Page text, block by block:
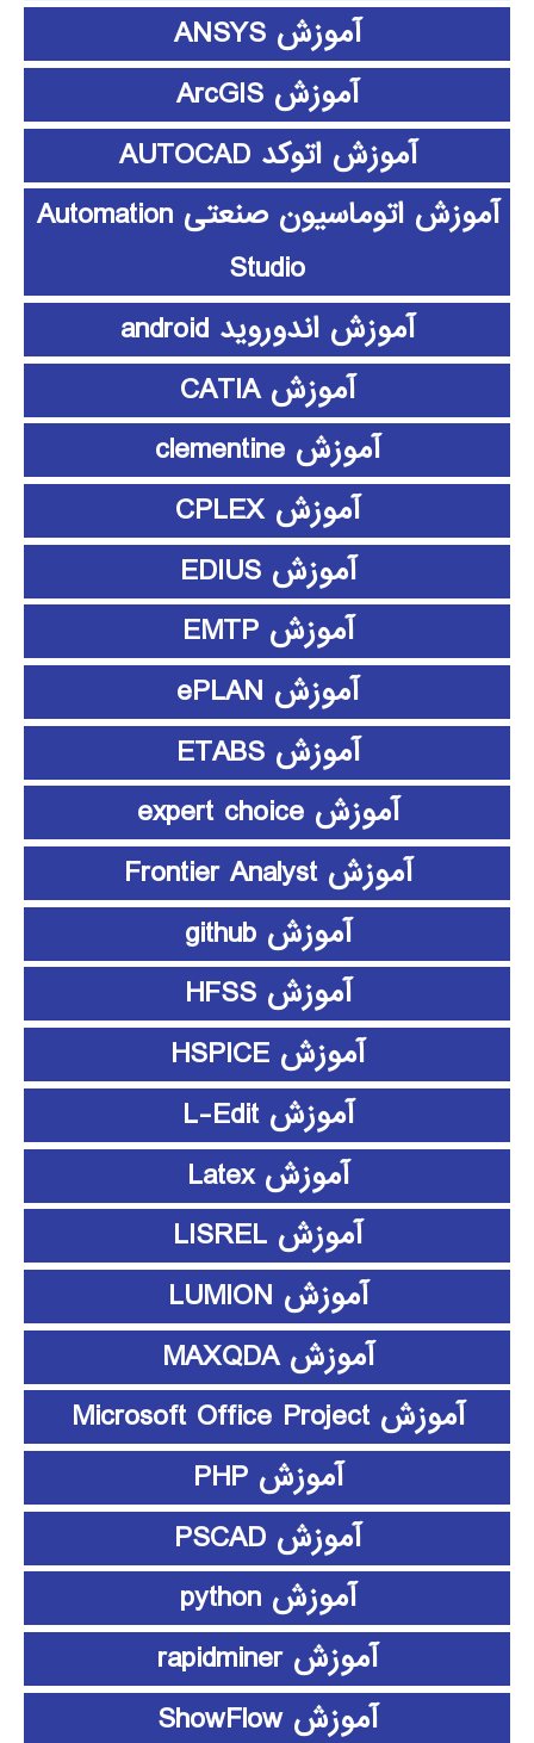
آموزش ANSYS
آموزش ArcGIS
آموزش اتوکد AUTOCAD
آموزش اتوماسیون صنعتی Automation
Studio
آموزش اندوروید android
آموزش CATIA
آموزش clementine
آموزش CPLEX
آموزش EDIUS
آموزش EMTP
آموزش ePLAN
آموزش ETABS
آموزش expert choice
آموزش Frontier Analyst
آموزش github
آموزش HFSS
آموزش HSPICE
آموزش L-Edit
آموزش Latex
آموزش LISREL
آموزش LUMION
آموزش MAXQDA
آموزش Microsoft Office Project
آموزش PHP
آموزش PSCAD
آموزش python
آموزش rapidminer
آموزش ShowFlow